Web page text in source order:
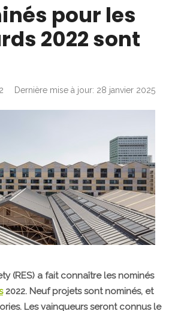
pour les
2022 sont
Dernière mise à jour: 28 janvier 2025
(RES) a fait connaître les nominés
2022. Neuf projets sont nominés, et
Les vainqueurs seront connus le